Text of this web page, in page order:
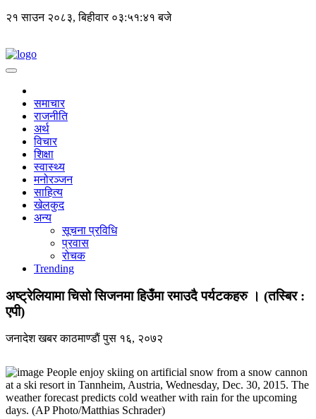
२१ साउन २०८३, बिहीवार ०३:५१:४२ बजे
समाचार
राजनीति
अर्थ
विचार
शिक्षा
स्वास्थ्य
मनोरञ्जन
साहित्य
खेलकुद
अन्य
सूचना प्रविधि
प्रवास
रोचक
Trending
अष्ट्रेलियामा चिसो सिजनमा हिउँमा रमाउदै पर्यटकहरु । (तस्बिर :
एपी)
जनादेश खबरकाठमाण्डाैंपुस १६, २०७२
People enjoy skiing on artificial snow from a snow cannon
at a ski resort in Tannheim, Austria, Wednesday, Dec. 30, 2015. The
weather forecast predicts cold weather with rain for the upcoming
days. (AP Photo/Matthias Schrader)